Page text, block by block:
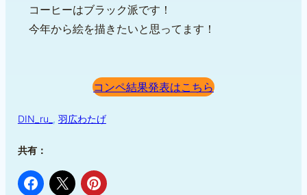
コーヒーはブラック派です！
今年から絵を描きたいと思ってます！
コンペ結果発表はこちら
DIN_ru_ , 羽広わたげ
共有：